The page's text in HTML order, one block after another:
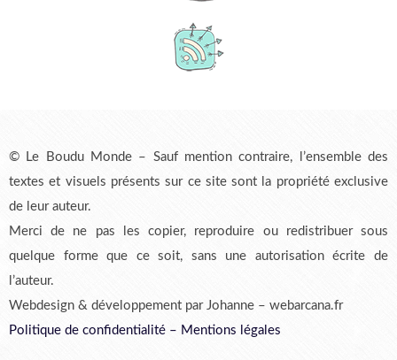
© Le Boudu Monde – Sauf mention contraire, l’ensemble des
textes et visuels présents sur ce site sont la propriété exclusive
de leur auteur.
Merci de ne pas les copier, reproduire ou redistribuer sous
quelque forme que ce soit, sans une autorisation écrite de
l’auteur.
Webdesign & développement par Johanne – webarcana.fr
Politique de confidentialité – Mentions légales